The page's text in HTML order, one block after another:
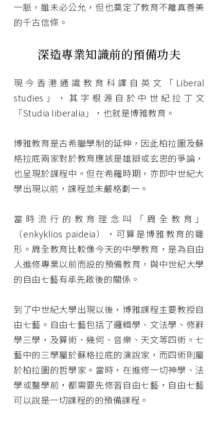
一脈，雖未必公允，但也奠定了教育不離真善美
的千古信條。
深造專業知識前的預備功夫
現今香港通識教育科譯自英文「Liberal
studies」，其字根源自於中世紀拉丁文
「Studia liberalia」，也就是博雅教育。
博雅教育是古希臘學制的延伸，因此柏拉圖及蘇
格拉底兩家對於教育應該是雄辯或玄思的爭論，
也呈現於課程中。但在希羅時期，亦即中世紀大
學出現以前，課程並未嚴格劃一。
當時流行的教育理念叫「周全教育」
（enkyklios paideia），可算是博雅教育的雛
形。周全教育比較像今天的中學教育，是為自由
人進修專業以前而設的預備教育，與中世紀大學
的自由七藝有承先啟後的關係。
到了中世紀大學出現以後，博雅課程主要教授自
由七藝。自由七藝包括了邏輯學、文法學、修辭
學三學，及算術、幾何、音樂、天文等四術。七
藝中的三學屬於蘇格拉底的演說家，而四術則屬
於柏拉圖的哲學家。當時，在進修一切神學、法
學或醫學前，都需要先修習自由七藝，自由七藝
可以說是一切課程的的預備課程。